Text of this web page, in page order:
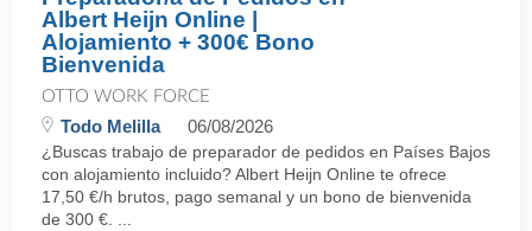
Albert Heijn Online |
Alojamiento + 300€ Bono
Bienvenida
OTTO WORK FORCE
Todo Melilla 06/08/2026
¿Buscas trabajo de preparador de pedidos en Países Bajos
con alojamiento incluido? Albert Heijn Online te ofrece
17,50 €/h brutos, pago semanal y un bono de bienvenida
de 300 €. ...